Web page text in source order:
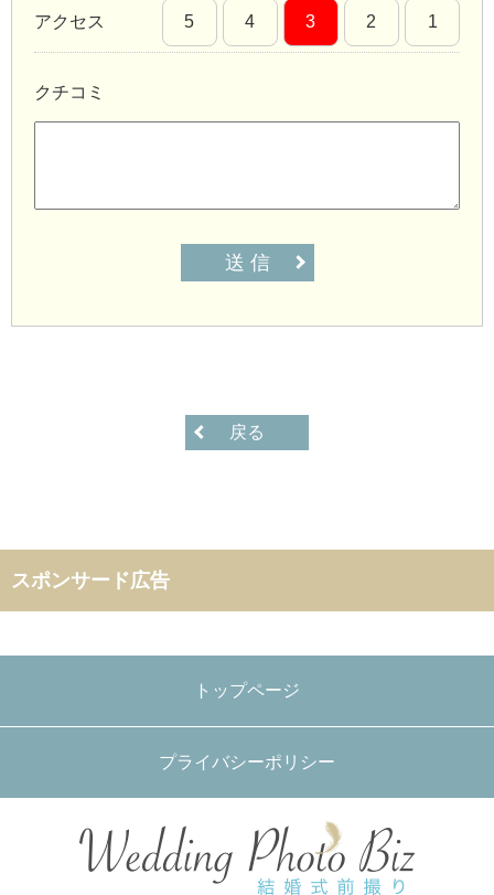
アクセス 5 4 3 2 1
クチコミ
送 信
戻る
スポンサード広告
トップページ
プライバシーポリシー